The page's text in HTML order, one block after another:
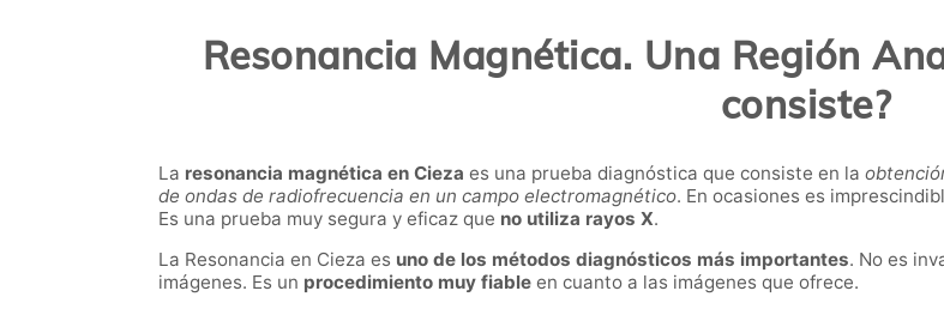
Resonancia Magnética. Una Región
consiste?
La resonancia magnética en Cieza es una prueba diagnóstica que consiste en la
de ondas de radiofrecuencia en un campo electromagnético. En ocasiones es
Es una prueba muy segura y eficaz que no utiliza rayos X.
La Resonancia en Cieza es uno de los métodos diagnósticos más importantes. No es
imágenes. Es un procedimiento muy fiable en cuanto a las imágenes que ofrece.